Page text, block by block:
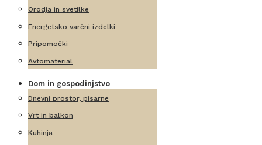
Orodja in svetilke
Energetsko varčni izdelki
Pripomočki
Avtomaterial
Dom in gospodinjstvo
Dnevni prostor, pisarne
Vrt in balkon
Kuhinja